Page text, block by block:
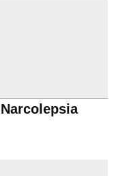
Narcolepsia